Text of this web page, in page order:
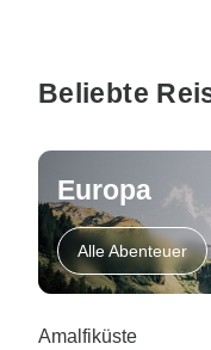
Beliebte
Europa
Alle Abenteuer
Amalfiküste